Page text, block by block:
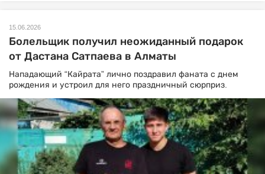
15.06.2026
Болельщик получил неожиданный подарок
от Дастана Сатпаева в Алматы
Нападающий “Кайрата” лично поздравил фаната с днем
рождения и устроил для него праздничный сюрприз.